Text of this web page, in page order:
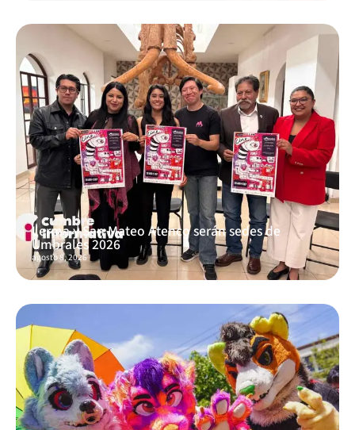
Lerma y San Mateo Atenco serán sedes de
Umbrales 2026
agosto 8, 2026